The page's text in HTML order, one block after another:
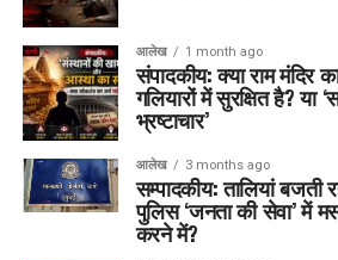
आलेख 1 month ago
संपादकीय: क्या राम मंदिर
गलियारों में सुरक्षित है? या
भ्रष्टाचार’
आलेख 3 months ago
सम्पादकीय: तालियां बजती
पुलिस ‘जनता की सेवा’ में
करने में?